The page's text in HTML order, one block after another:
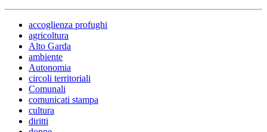
accoglienza profughi
agricoltura
Alto Garda
ambiente
Autonomia
circoli territoriali
Comunali
comunicati stampa
cultura
diritti